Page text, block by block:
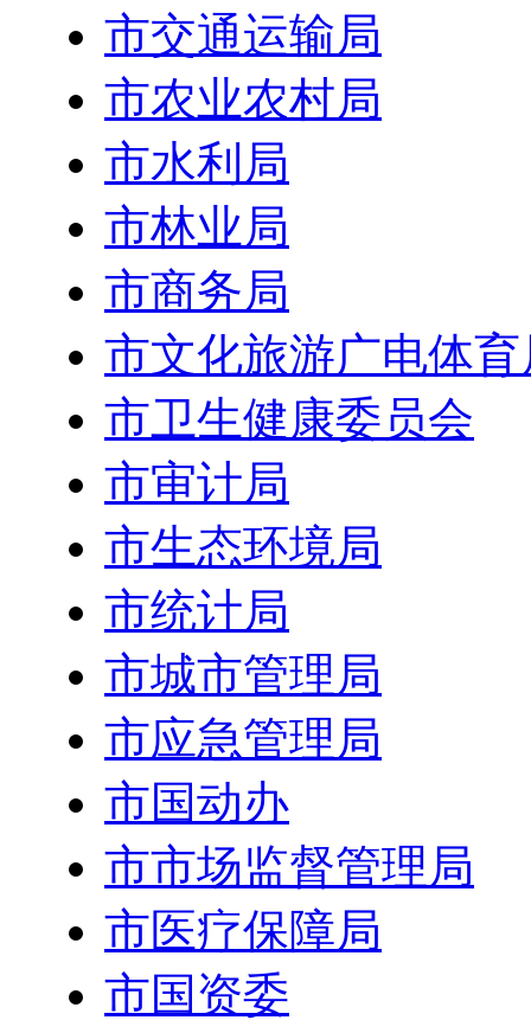
市交通运输局
市农业农村局
市水利局
市林业局
市商务局
市文化旅游广电体育
市卫生健康委员会
市审计局
市生态环境局
市统计局
市城市管理局
市应急管理局
市国动办
市市场监督管理局
市医疗保障局
市国资委